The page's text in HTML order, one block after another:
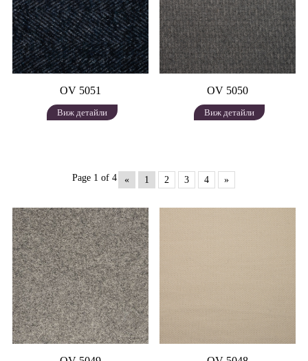
OV 5051
Виж детайли
OV 5050
Виж детайли
Page 1 of 4 « 1 2 3 4 »